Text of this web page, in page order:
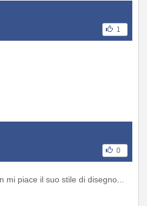
1
0
piace il suo stile di disegno...